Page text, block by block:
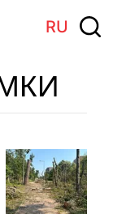
RU